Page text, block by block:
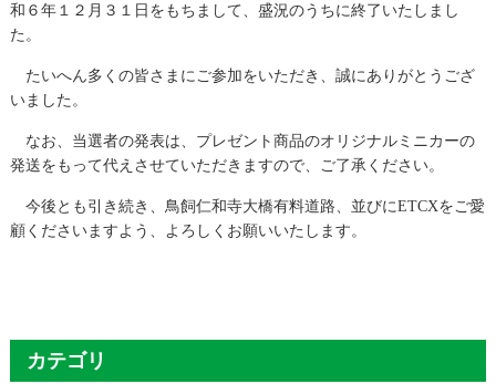
和６年１２月３１日をもちまして、盛況のうちに終了いたしまし
た。
たいへん多くの皆さまにご参加をいただき、誠にありがとうござ
いました。
なお、当選者の発表は、プレゼント商品のオリジナルミニカーの
発送をもって代えさせていただきますので、ご了承ください。
今後とも引き続き、鳥飼仁和寺大橋有料道路、並びにETCXをご愛
顧くださいますよう、よろしくお願いいたします。
カテゴリ